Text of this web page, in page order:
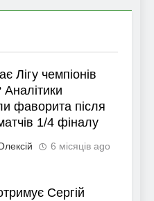
Лігу чемпіонів
фаворита після
1/4 фіналу
6 місяців ago
Сергій